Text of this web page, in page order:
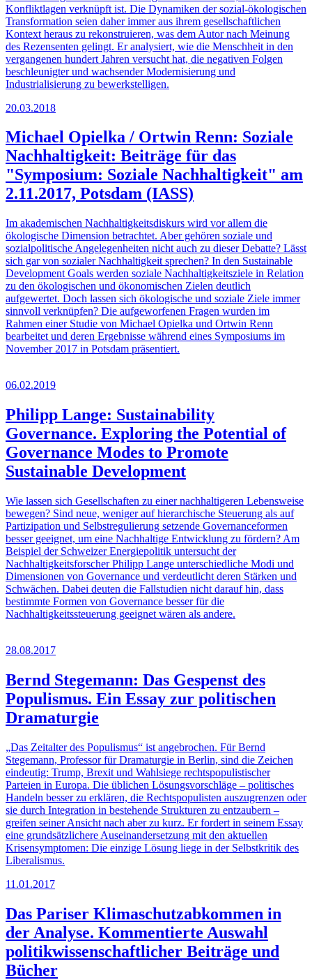
Konfliktlagen verknüpft ist. Die Dynamiken der sozial-ökologischen
Transformation seien daher immer aus ihrem gesellschaftlichen
Kontext heraus zu rekonstruieren, was dem Autor nach Meinung
des Rezensenten gelingt. Er analysiert, wie die Menschheit in den
vergangenen hundert Jahren versucht hat, die negativen Folgen
beschleunigter und wachsender Modernisierung und
Industrialisierung zu bewerkstelligen.
20.03.2018
Michael Opielka / Ortwin Renn: Soziale
Nachhaltigkeit: Beiträge für das
"Symposium: Soziale Nachhaltigkeit" am
2.11.2017, Potsdam (IASS)
Im akademischen Nachhaltigkeitsdiskurs wird vor allem die
ökologische Dimension betrachtet. Aber gehören soziale und
sozialpolitische Angelegenheiten nicht auch zu dieser Debatte? Lässt
sich gar von sozialer Nachhaltigkeit sprechen? In den Sustainable
Development Goals werden soziale Nachhaltigkeitsziele in Relation
zu den ökologischen und ökonomischen Zielen deutlich
aufgewertet. Doch lassen sich ökologische und soziale Ziele immer
sinnvoll verknüpfen? Die aufgeworfenen Fragen wurden im
Rahmen einer Studie von Michael Opielka und Ortwin Renn
bearbeitet und deren Ergebnisse während eines Symposiums im
November 2017 in Potsdam präsentiert.
06.02.2019
Philipp Lange: Sustainability
Governance. Exploring the Potential of
Governance Modes to Promote
Sustainable Development
Wie lassen sich Gesellschaften zu einer nachhaltigeren Lebensweise
bewegen? Sind neue, weniger auf hierarchische Steuerung als auf
Partizipation und Selbstregulierung setzende Governanceformen
besser geeignet, um eine Nachhaltige Entwicklung zu fördern? Am
Beispiel der Schweizer Energiepolitik untersucht der
Nachhaltigkeitsforscher Philipp Lange unterschiedliche Modi und
Dimensionen von Governance und verdeutlicht deren Stärken und
Schwächen. Dabei deuten die Fallstudien nicht darauf hin, dass
bestimmte Formen von Governance besser für die
Nachhaltigkeitssteuerung geeignet wären als andere.
28.08.2017
Bernd Stegemann: Das Gespenst des
Populismus. Ein Essay zur politischen
Dramaturgie
„Das Zeitalter des Populismus“ ist angebrochen. Für Bernd
Stegemann, Professor für Dramaturgie in Berlin, sind die Zeichen
eindeutig: Trump, Brexit und Wahlsiege rechtspopulistischer
Parteien in Europa. Die üblichen Lösungsvorschläge – politisches
Handeln besser zu erklären, die Rechtspopulisten auszugrenzen oder
sie durch Integration in bestehende Strukturen zu entzaubern –
greifen seiner Ansicht nach aber zu kurz. Er fordert in seinem Essay
eine grundsätzlichere Auseinandersetzung mit den aktuellen
Krisensymptomen: Die einzige Lösung liege in der Selbstkritik des
Liberalismus.
11.01.2017
Das Pariser Klimaschutzabkommen in
der Analyse. Kommentierte Auswahl
politikwissenschaftlicher Beiträge und
Bücher